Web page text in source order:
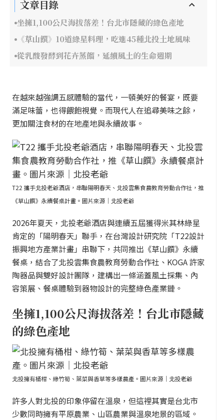
文章目錄
坐擁1,100公尺海拔落差！台北市隱藏的綠色產地
《草山饌》10道綠星料理，吃進45種北投土地風味
從乳酸發酵到花卉蒸餾，延續風土的生命週期
在越來越強調五感體驗的當代，一頓美好的餐宴，既要
滿足味蕾，也得餵飽視覺。而現代人在追尋美味之餘，
更加關注食材的在地產地與永續故事。
T22 攜手北投老爺酒店，串聯陽明春天、北投雲集食農教育勞動合作社，推
《草山饌》永續餐桌計畫。圖片來源｜北投老爺
2026年夏天，北投老爺酒店與連續五屆獲得米其林綠星
肯定的「陽明春天」聯手，在台灣設計研究院「T22設計
振興地方產業計畫」串聯下，共同推出《草山饌》永續
餐桌，結合了北投雲集食農教育勞動合作社、KOGA 許家
陶器品與雙好設計團隊，建構出一條涵蓋風土採集、內
容策展、餐桌體驗到器物設計的完整綠色產業鏈。
坐擁1,100公尺海拔落差！台北市隱藏
的綠色產地
北投擁有桶柑、綠竹筍、葉菜與香草等多樣農產。圖片來源｜北投老爺
許多人對北投的印象停留在溫泉，但這裡其實是台北市
少數同時擁有平原農業、山區農業與溫泉地景的區域。